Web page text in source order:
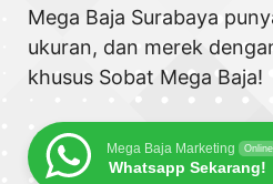
Mega Baja Surabaya
ukuran, dan merek
khusus Sobat Mega Baja!
Mega Baja Marketing Online
Whatsapp Sekarang!